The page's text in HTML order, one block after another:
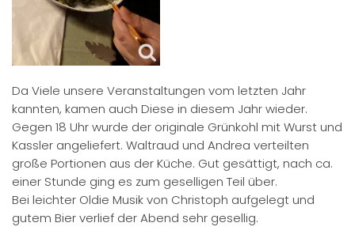
Da Viele unsere Veranstaltungen vom letzten Jahr
kannten, kamen auch Diese in diesem Jahr wieder.
Gegen 18 Uhr wurde der originale Grünkohl mit Wurst und
Kassler angeliefert. Waltraud und Andrea verteilten
große Portionen aus der Küche. Gut gesättigt, nach ca.
einer Stunde ging es zum geselligen Teil über.
Bei leichter Oldie Musik von Christoph aufgelegt und
gutem Bier verlief der Abend sehr gesellig.